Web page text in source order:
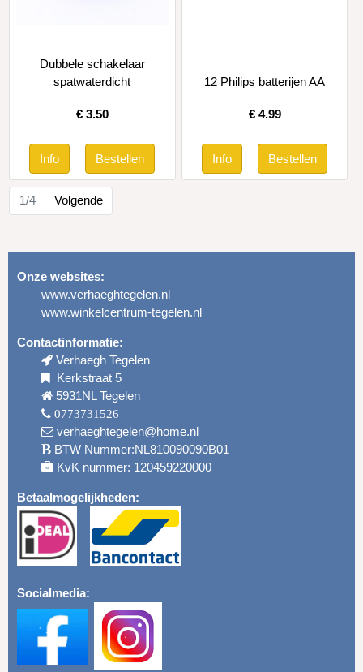
Dubbele schakelaar
spatwaterdicht
€ 3.50
12 Philips batterijen AA
€ 4.99
1/4 Volgende
Onze websites:
www.verhaeghtegelen.nl
www.winkelcentrum-tegelen.nl
Contactinformatie:
Verhaegh Tegelen
Kerkstraat 5
5931NL Tegelen
0773731526
verhaeghtegelen@home.nl
BTW Nummer:NL810090090B01
KvK nummer: 120459220000
Betaalmogelijkheden:
Socialmedia: